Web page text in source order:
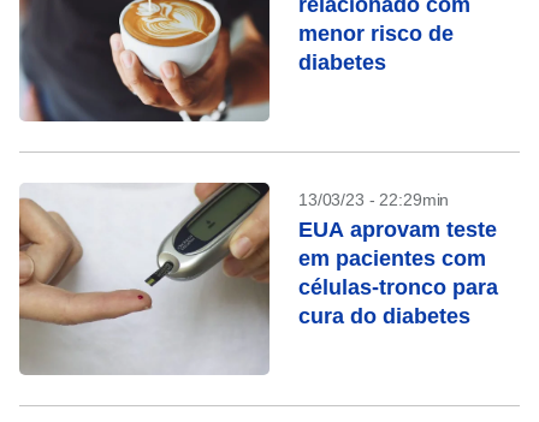
relacionado com
menor risco de
diabetes
13/03/23 - 22:29min
EUA aprovam teste
em pacientes com
células-tronco para
cura do diabetes